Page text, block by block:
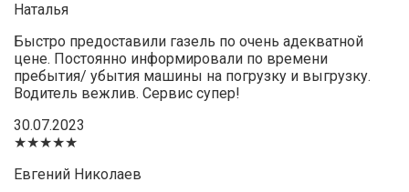
Наталья
Быстро предоставили газель по очень адекватной
цене. Постоянно информировали по времени
пребытия/ убытия машины на погрузку и выгрузку.
Водитель вежлив. Сервис супер!
30.07.2023
★★★★★
Евгений Николаев